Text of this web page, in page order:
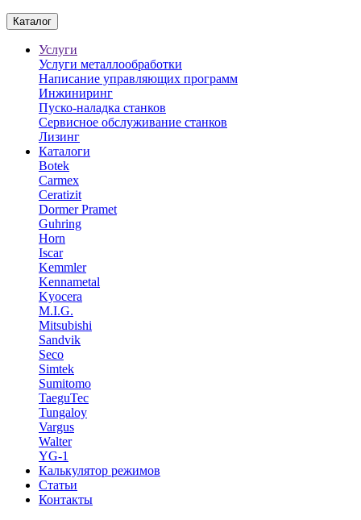
Каталог
Услуги
Услуги металлообработки
Написание управляющих программ
Инжиниринг
Пуско-наладка станков
Сервисное обслуживание станков
Лизинг
Каталоги
Botek
Carmex
Ceratizit
Dormer Pramet
Guhring
Horn
Iscar
Kemmler
Kennametal
Kyocera
M.I.G.
Mitsubishi
Sandvik
Seco
Simtek
Sumitomo
TaeguTec
Tungaloy
Vargus
Walter
YG-1
Калькулятор режимов
Статьи
Контакты